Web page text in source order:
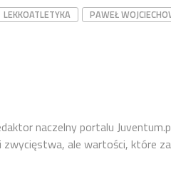
LEKKOATLETYKA PAWEŁ
naczelny portalu
ale wartości, które